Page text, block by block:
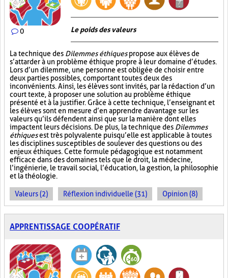
0 Le poids des valeurs
La technique des Dilemmes éthiquespropose aux élèves de
s’attarder à un problème éthique propre à leur domaine d’études.
Lors d’un dilemme, une personne est obligée de choisir entre
deux parties possibles, comportant toutes deux des
inconvénients. Ainsi, les élèves sont invités, par la rédaction d’un
court texte, à proposer une solution au problème éthique
présenté et à la justifier. Grâce à cette technique, l’enseignant et
les élèves sont en mesure d’en apprendre davantage sur les
valeurs qu’ils défendent ainsi que sur la manière dont elles
impactent leurs décisions. De plus, la technique des Dilemmes
éthiquesest très polyvalente puisqu’elle est applicable à toutes
les disciplines susceptibles de soulever des questions ou des
enjeux éthiques. Cette formule pédagogique est notamment
efficace dans des domaines tels que le droit, la médecine,
l’ingénierie, le travail social, l’éducation, la gestion, la philosophie
et la théologie.
Valeurs (2) Réflexion individuelle (31) Opinion (8)
APPRENTISSAGE COOPÉRATIF